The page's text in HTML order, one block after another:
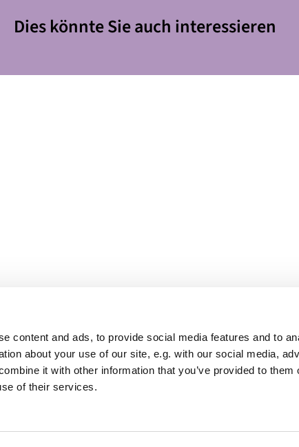
content and ads, to provide social media features and to
about your use of our site, e.g. with our social media,
it with other information that you’ve provided to them
of their services.
Dies könnte Sie auch interessieren